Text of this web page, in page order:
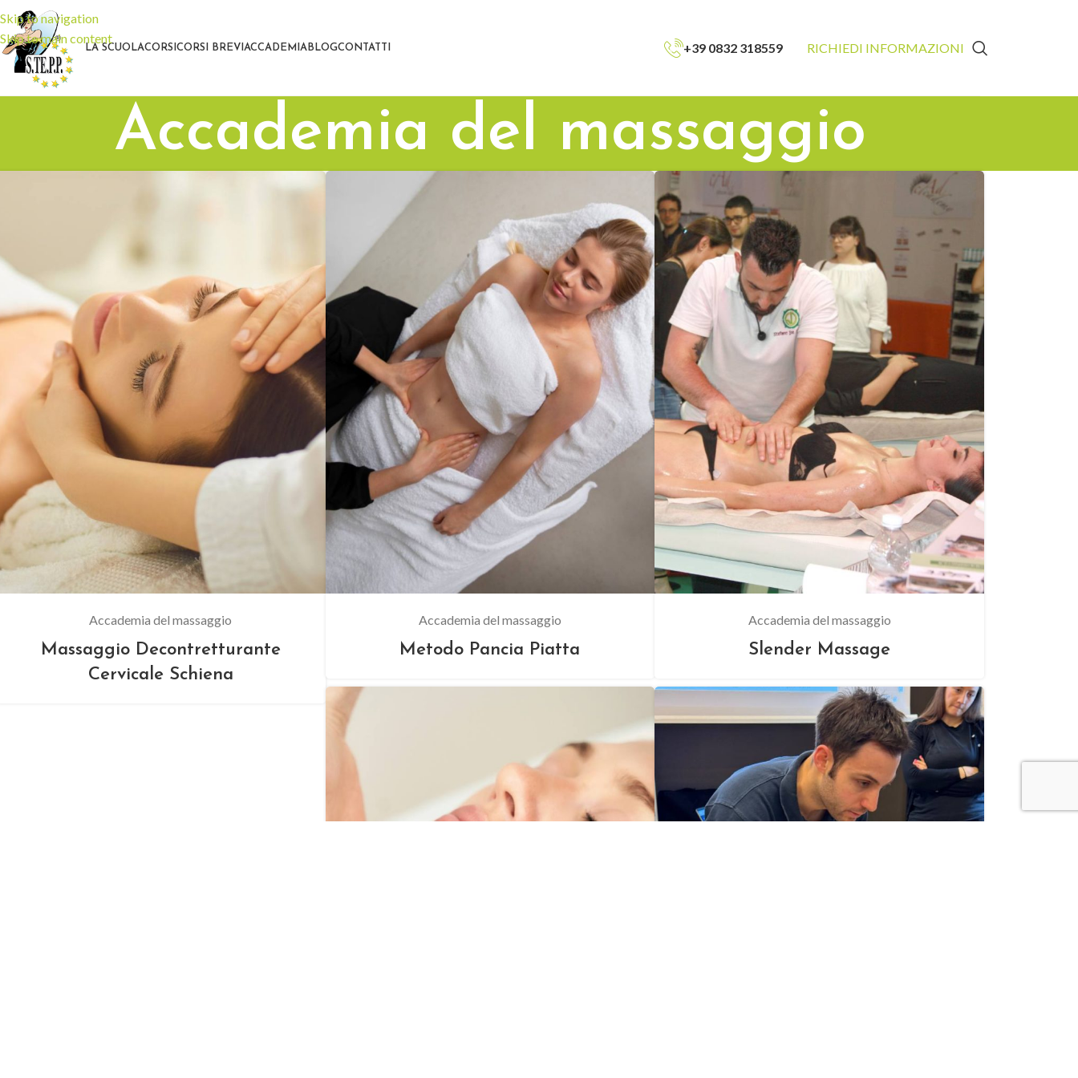
Skip to navigation
Skip to main content
LA SCUOLACORSI CORSI BREVI ACCADEMIABLOGCONTATTI +39 0832 318559 RICHIEDI INFORMAZIONI
Accademia del massaggio
Accademia del massaggio
Massaggio Decontretturante
Cervicale Schiena
Accademia del massaggio
Metodo Pancia Piatta
Accademia del massaggio
Slender Massage